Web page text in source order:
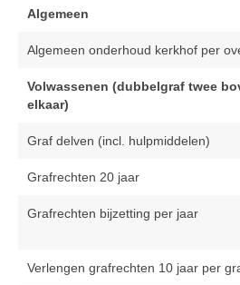
Overledenen Rossum
Alle overledenen op
Overledenen begraven in
Overledenen begraven in
Algemeen
Algemeen onderhoud kerkhof per
Volwassenen (dubbelgraf twee
elkaar)
Graf delven (incl. hulpmiddelen)
Grafrechten 20 jaar
Grafrechten bijzetting per jaar
Verlengen grafrechten 10 jaar per